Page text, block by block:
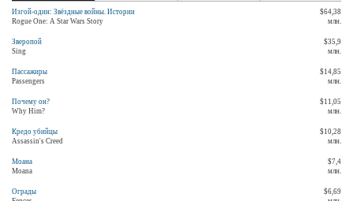
Изгой-один: Звёздные войны. Истории
Rogue One: A Star Wars Story
$64,38
млн.
Зверопой
Sing
$35,9
млн.
Пассажиры
Passengers
$14,85
млн.
Почему он?
Why Him?
$11,05
млн.
Кредо убийцы
Assassin's Creed
$10,28
млн.
Моана
Moana
$7,4
млн.
Ограды
$6,69